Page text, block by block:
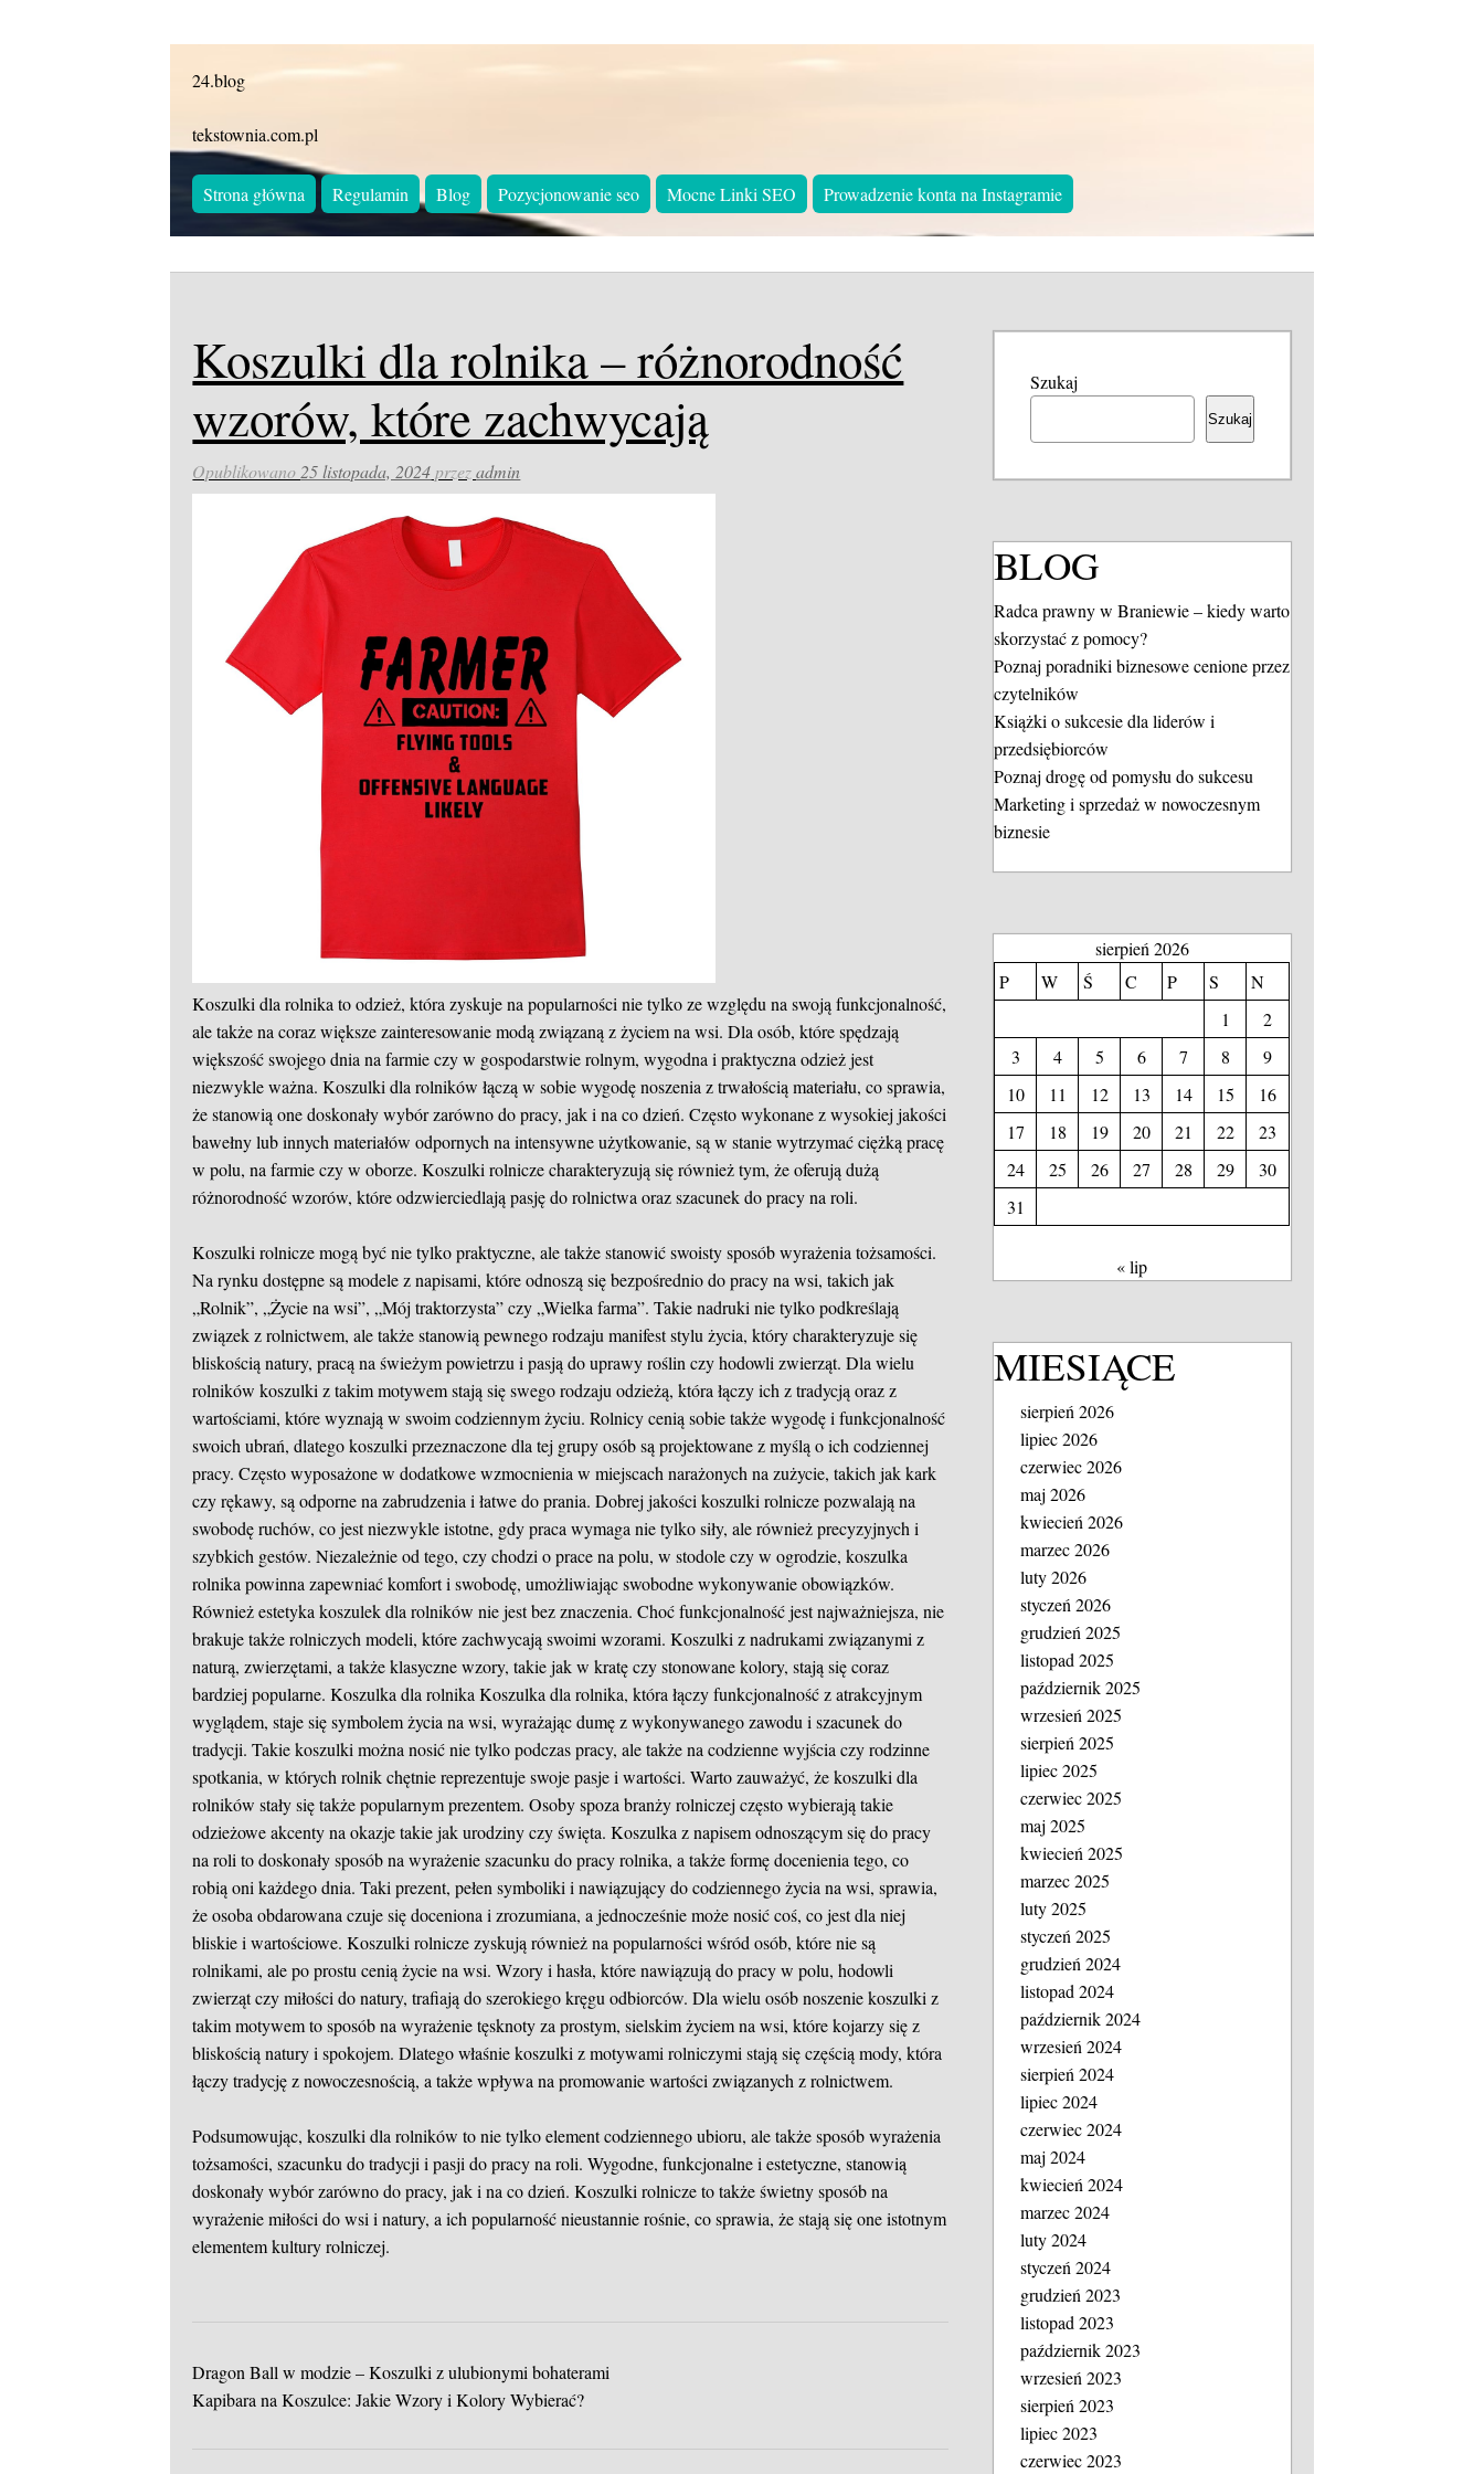
24.blog
tekstownia.com.pl
Strona główna Regulamin Blog Pozycjonowanie seo Mocne Linki SEO Prowadzenie konta na Instagramie
Koszulki dla rolnika – różnorodność
wzorów, które zachwycają
Opublikowano 25 listopada, 2024 przezadmin
Koszulki dla rolnika to odzież, która zyskuje na popularności nie tylko ze względu na swoją funkcjonalność,
ale także na coraz większe zainteresowanie modą związaną z życiem na wsi. Dla osób, które spędzają
większość swojego dnia na farmie czy w gospodarstwie rolnym, wygodna i praktyczna odzież jest
niezwykle ważna. Koszulki dla rolników łączą w sobie wygodę noszenia z trwałością materiału, co sprawia,
że stanowią one doskonały wybór zarówno do pracy, jak i na co dzień. Często wykonane z wysokiej jakości
bawełny lub innych materiałów odpornych na intensywne użytkowanie, są w stanie wytrzymać ciężką pracę
w polu, na farmie czy w oborze. Koszulki rolnicze charakteryzują się również tym, że oferują dużą
różnorodność wzorów, które odzwierciedlają pasję do rolnictwa oraz szacunek do pracy na roli.
Koszulki rolnicze mogą być nie tylko praktyczne, ale także stanowić swoisty sposób wyrażenia tożsamości.
Na rynku dostępne są modele z napisami, które odnoszą się bezpośrednio do pracy na wsi, takich jak
„Rolnik”, „Życie na wsi”, „Mój traktorzysta” czy „Wielka farma”. Takie nadruki nie tylko podkreślają
związek z rolnictwem, ale także stanowią pewnego rodzaju manifest stylu życia, który charakteryzuje się
bliskością natury, pracą na świeżym powietrzu i pasją do uprawy roślin czy hodowli zwierząt. Dla wielu
rolników koszulki z takim motywem stają się swego rodzaju odzieżą, która łączy ich z tradycją oraz z
wartościami, które wyznają w swoim codziennym życiu. Rolnicy cenią sobie także wygodę i funkcjonalność
swoich ubrań, dlatego koszulki przeznaczone dla tej grupy osób są projektowane z myślą o ich codziennej
pracy. Często wyposażone w dodatkowe wzmocnienia w miejscach narażonych na zużycie, takich jak kark
czy rękawy, są odporne na zabrudzenia i łatwe do prania. Dobrej jakości koszulki rolnicze pozwalają na
swobodę ruchów, co jest niezwykle istotne, gdy praca wymaga nie tylko siły, ale również precyzyjnych i
szybkich gestów. Niezależnie od tego, czy chodzi o prace na polu, w stodole czy w ogrodzie, koszulka
rolnika powinna zapewniać komfort i swobodę, umożliwiając swobodne wykonywanie obowiązków.
Również estetyka koszulek dla rolników nie jest bez znaczenia. Choć funkcjonalność jest najważniejsza, nie
brakuje także rolniczych modeli, które zachwycają swoimi wzorami. Koszulki z nadrukami związanymi z
naturą, zwierzętami, a także klasyczne wzory, takie jak w kratę czy stonowane kolory, stają się coraz
bardziej popularne.Koszulka dla rolnikaKoszulka dla rolnika, która łączy funkcjonalność z atrakcyjnym
wyglądem, staje się symbolem życia na wsi, wyrażając dumę z wykonywanego zawodu i szacunek do
tradycji. Takie koszulki można nosić nie tylko podczas pracy, ale także na codzienne wyjścia czy rodzinne
spotkania, w których rolnik chętnie reprezentuje swoje pasje i wartości. Warto zauważyć, że koszulki dla
rolników stały się także popularnym prezentem. Osoby spoza branży rolniczej często wybierają takie
odzieżowe akcenty na okazje takie jak urodziny czy święta. Koszulka z napisem odnoszącym się do pracy
na roli to doskonały sposób na wyrażenie szacunku do pracy rolnika, a także formę docenienia tego, co
robią oni każdego dnia. Taki prezent, pełen symboliki i nawiązujący do codziennego życia na wsi, sprawia,
że osoba obdarowana czuje się doceniona i zrozumiana, a jednocześnie może nosić coś, co jest dla niej
bliskie i wartościowe. Koszulki rolnicze zyskują również na popularności wśród osób, które nie są
rolnikami, ale po prostu cenią życie na wsi. Wzory i hasła, które nawiązują do pracy w polu, hodowli
zwierząt czy miłości do natury, trafiają do szerokiego kręgu odbiorców. Dla wielu osób noszenie koszulki z
takim motywem to sposób na wyrażenie tęsknoty za prostym, sielskim życiem na wsi, które kojarzy się z
bliskością natury i spokojem. Dlatego właśnie koszulki z motywami rolniczymi stają się częścią mody, która
łączy tradycję z nowoczesnością, a także wpływa na promowanie wartości związanych z rolnictwem.
Podsumowując, koszulki dla rolników to nie tylko element codziennego ubioru, ale także sposób wyrażenia
tożsamości, szacunku do tradycji i pasji do pracy na roli. Wygodne, funkcjonalne i estetyczne, stanowią
doskonały wybór zarówno do pracy, jak i na co dzień. Koszulki rolnicze to także świetny sposób na
wyrażenie miłości do wsi i natury, a ich popularność nieustannie rośnie, co sprawia, że stają się one istotnym
elementem kultury rolniczej.
Dragon Ball w modzie – Koszulki z ulubionymi bohaterami
Kapibara na Koszulce: Jakie Wzory i Kolory Wybierać?
Szukaj
Szukaj
BLOG
Radca prawny w Braniewie – kiedy warto
skorzystać z pomocy?
Poznaj poradniki biznesowe cenione przez
czytelników
Książki o sukcesie dla liderów i
przedsiębiorców
Poznaj drogę od pomysłu do sukcesu
Marketing i sprzedaż w nowoczesnym
biznesie
sierpień 2026
P
W Ś C P S
N
1
2
3
4 5 6 7 8
9
10
11 12 13 14 15
16
17
18 19 20 21 22
23
24
25 26 27 28 29
30
31
« lip
MIESIĄCE
sierpień 2026
lipiec 2026
czerwiec 2026
maj 2026
kwiecień 2026
marzec 2026
luty 2026
styczeń 2026
grudzień 2025
listopad 2025
październik 2025
wrzesień 2025
sierpień 2025
lipiec 2025
czerwiec 2025
maj 2025
kwiecień 2025
marzec 2025
luty 2025
styczeń 2025
grudzień 2024
listopad 2024
październik 2024
wrzesień 2024
sierpień 2024
lipiec 2024
czerwiec 2024
maj 2024
kwiecień 2024
marzec 2024
luty 2024
styczeń 2024
grudzień 2023
listopad 2023
październik 2023
wrzesień 2023
sierpień 2023
lipiec 2023
czerwiec 2023